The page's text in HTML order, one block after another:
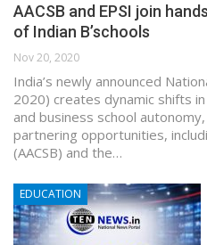
AACSB and EPSI join
of Indian B’schools
Nov 20, 2020
India’s newly announced
2020) creates dynamic shifts
and business school
partnering opportunities,
(AACSB) and the…
EDUCATION